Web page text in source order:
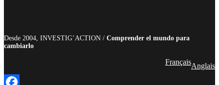
Desde 2004, INVESTIG’ACTION / Comprender el mundo para
cambiarlo
FrançaisAnglais